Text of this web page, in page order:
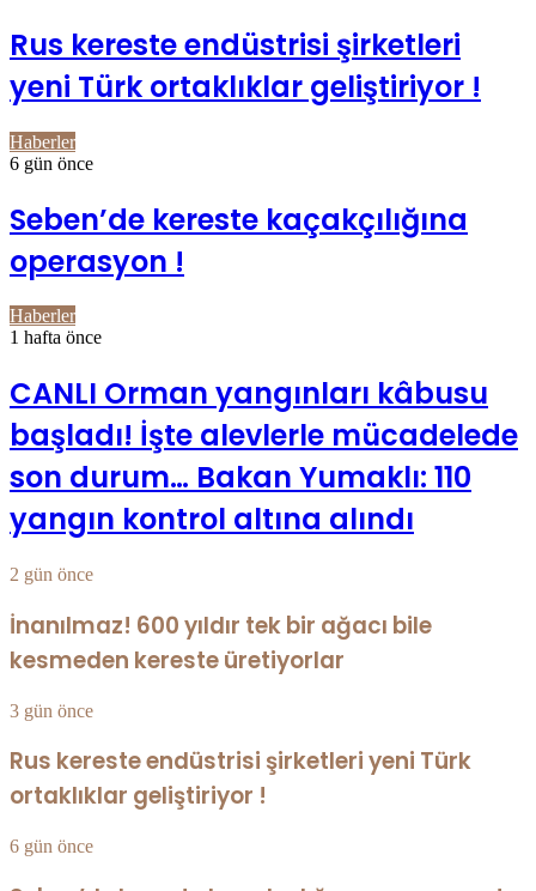
Rus kereste endüstrisi şirketleri
yeni Türk ortaklıklar geliştiriyor !
Haberler
6 gün önce
Seben’de kereste kaçakçılığına
operasyon !
Haberler
1 hafta önce
CANLI Orman yangınları kâbusu
başladı! İşte alevlerle mücadelede
son durum… Bakan Yumaklı: 110
yangın kontrol altına alındı
2 gün önce
İnanılmaz! 600 yıldır tek bir ağacı bile
kesmeden kereste üretiyorlar
3 gün önce
Rus kereste endüstrisi şirketleri yeni Türk
ortaklıklar geliştiriyor !
6 gün önce